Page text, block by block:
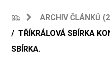
ARCHIV ČLÁNKŮ
TŘÍKRÁLOVÁ SBÍRKA
SBÍRKA.